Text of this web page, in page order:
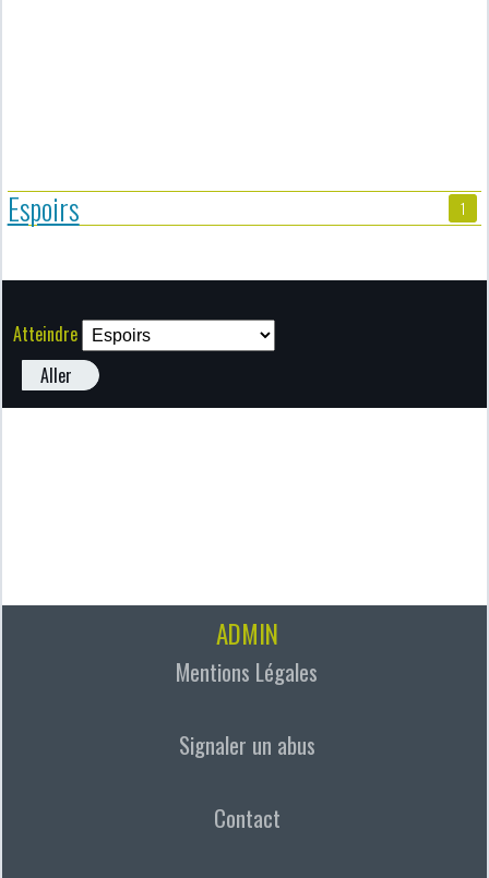
Espoirs 1
Atteindre
Aller
ADMIN
Mentions Légales
Signaler un abus
Contact